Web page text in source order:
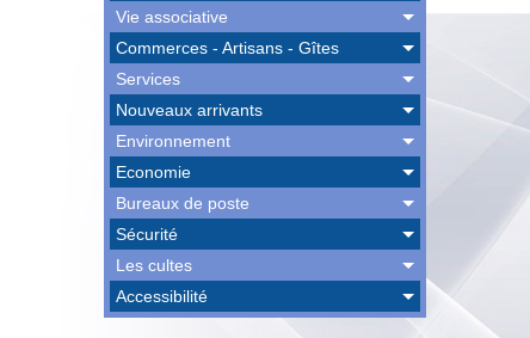
Vie associative
Commerces - Artisans - Gîtes
Services
Nouveaux arrivants
Environnement
Economie
Bureaux de poste
Sécurité
Les cultes
Accessibilité